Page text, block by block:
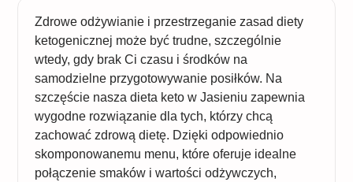
Zdrowe odżywianie i przestrzeganie zasad diety
ketogenicznej może być trudne, szczególnie
wtedy, gdy brak Ci czasu i środków na
samodzielne przygotowywanie posiłków. Na
szczęście nasza dieta keto w Jasieniu zapewnia
wygodne rozwiązanie dla tych, którzy chcą
zachować zdrową dietę. Dzięki odpowiednio
skomponowanemu menu, które oferuje idealne
połączenie smaków i wartości odżywczych,